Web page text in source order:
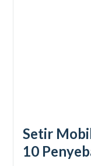
Setir
10